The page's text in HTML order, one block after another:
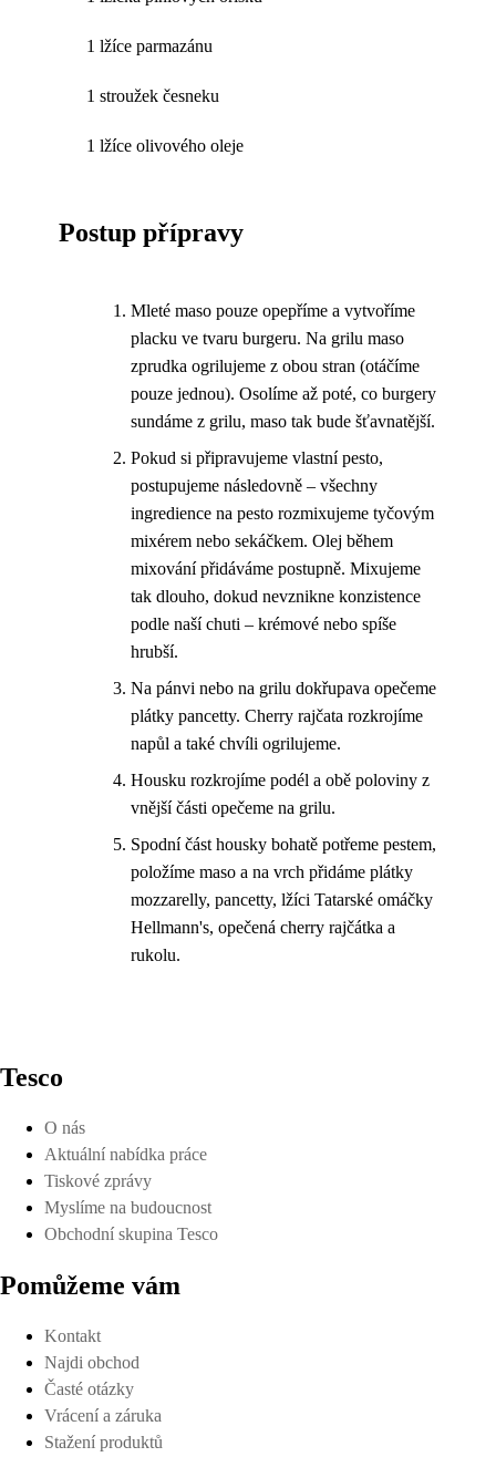
1 lžíce parmazánu
1 stroužek česneku
1 lžíce olivového oleje
Postup přípravy
Mleté maso pouze opepříme a vytvoříme
placku ve tvaru burgeru. Na grilu maso
zprudka ogrilujeme z obou stran (otáčíme
pouze jednou). Osolíme až poté, co burgery
sundáme z grilu, maso tak bude šťavnatější.
Pokud si připravujeme vlastní pesto,
postupujeme následovně – všechny
ingredience na pesto rozmixujeme tyčovým
mixérem nebo sekáčkem. Olej během
mixování přidáváme postupně. Mixujeme
tak dlouho, dokud nevznikne konzistence
podle naší chuti – krémové nebo spíše
hrubší.
Na pánvi nebo na grilu dokřupava opečeme
plátky pancetty. Cherry rajčata rozkrojíme
napůl a také chvíli ogrilujeme.
Housku rozkrojíme podél a obě poloviny z
vnější části opečeme na grilu.
Spodní část housky bohatě potřeme pestem,
položíme maso a na vrch přidáme plátky
mozzarelly, pancetty, lžíci Tatarské omáčky
Hellmann's, opečená cherry rajčátka a
rukolu.
Tesco
O nás
Aktuální nabídka práce
Tiskové zprávy
Myslíme na budoucnost
Obchodní skupina Tesco
Pomůžeme vám
Kontakt
Najdi obchod
Časté otázky
Vrácení a záruka
Stažení produktů